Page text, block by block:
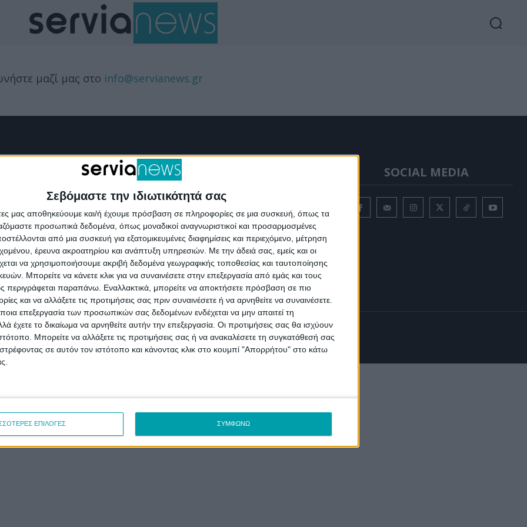
Σεβόμαστε την ιδιωτικότητά σας
μας αποθηκεύουμε και/ή έχουμε πρόσβαση σε πληροφορίες σε μια συσκευή, όπως τα
προσωπικά δεδομένα, όπως μοναδικοί αναγνωριστικοί και προσαρμοσμένες
από μια συσκευή για εξατομικευμένες διαφημίσεις και περιεχόμενο, μέτρηση
έρευνα ακροατηρίου και ανάπτυξη υπηρεσιών. Με την άδειά σας, εμείς και οι
να χρησιμοποιήσουμε ακριβή δεδομένα γεωγραφικής τοποθεσίας και ταυτοποίησης
Μπορείτε να κάνετε κλικ για να συναινέσετε στην επεξεργασία από εμάς και τους
περιγράφεται παραπάνω. Εναλλακτικά, μπορείτε να αποκτήσετε πρόσβαση σε πιο
και να αλλάξετε τις προτιμήσεις σας πριν συναινέσετε ή να αρνηθείτε να συναινέσετε.
επεξεργασία των προσωπικών σας δεδομένων ενδέχεται να μην απαιτεί τη
έχετε το δικαίωμα να αρνηθείτε αυτήν την επεξεργασία. Οι προτιμήσεις σας θα ισχύουν
Μπορείτε να αλλάξετε τις προτιμήσεις σας ή να ανακαλέσετε τη συγκατάθεσή σας
σε αυτόν τον ιστότοπο και κάνοντας κλικ στο κουμπί "Απορρήτου" στο κάτω
ΕΠΙΛΟΓΕΣ ΣΥΜΦΩΝΩ
μαζί μας στο info@servianews.gr
Επικοινωνία
Διαφήμιση
Ταυτότητα
μας την ιστορία σας
Όροι χρήσης
Πολιτική προστασίας προσωπικών
δεδομένων
Πολιτική χρήσης Cookies
SOCIAL MEDIA
© 2023 | servianews.gr